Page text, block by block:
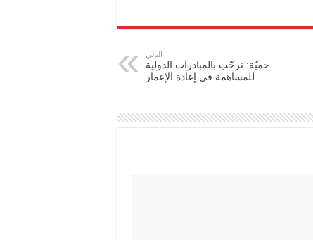
التالي
‏حميّة: نرحّب بالمبادرات الدولية
للمساهمة في إعادة الإعمار